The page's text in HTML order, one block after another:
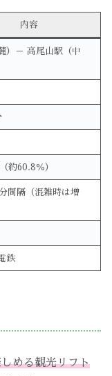
内容
）－ 高尾山駅（中
約60.8％）
間隔（混雑時は増
鉄
める観光リフト